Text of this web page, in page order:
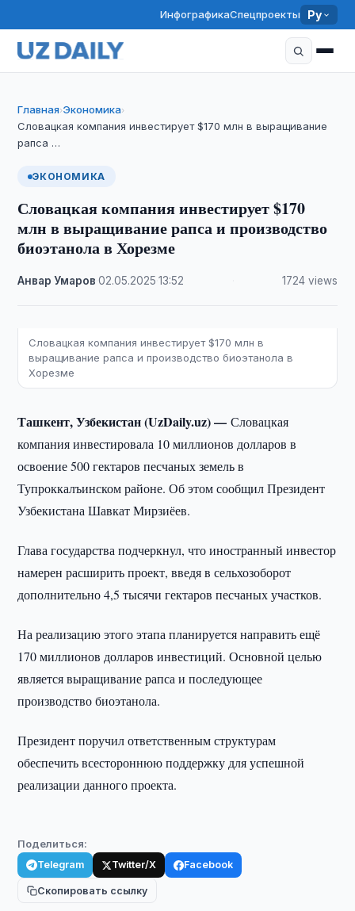
ИнфографикаСпецпроекты Ру
Главная›Экономика›
Словацкая компания инвестирует $170 млн в выращивание
рапса …
ЭКОНОМИКА
Словацкая компания инвестирует $170
млн в выращивание рапса и производство
биоэтанола в Хорезме
Анвар Умаров ·02.05.2025 ·13:52 1724 views
Словацкая компания инвестирует $170 млн в
выращивание рапса и производство биоэтанола в
Хорезме
Ташкент, Узбекистан (UzDaily.uz) —Словацкая
компания инвестировала 10 миллионов долларов в
освоение 500 гектаров песчаных земель в
Тупроккалъинском районе. Об этом сообщил Президент
Узбекистана Шавкат Мирзиёев.
Глава государства подчеркнул, что иностранный инвестор
намерен расширить проект, введя в сельхозоборот
дополнительно 4,5 тысячи гектаров песчаных участков.
На реализацию этого этапа планируется направить ещё
170 миллионов долларов инвестиций. Основной целью
является выращивание рапса и последующее
производство биоэтанола.
Президент поручил ответственным структурам
обеспечить всестороннюю поддержку для успешной
реализации данного проекта.
Поделиться:
Telegram Twitter/X Facebook
Скопировать ссылку